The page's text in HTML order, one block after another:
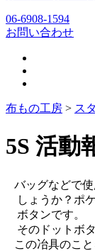
06-6908-1594
お問い合わせ
布もの工房 > ス
5S 活動
バッグなどで
しょうか？ポ
ボタンです。
そのドットボタ
この冶具のこ